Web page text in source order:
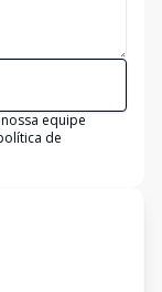
equipe
de